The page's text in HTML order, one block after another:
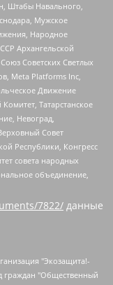
Штабы Навального,
Мужское
Народное
Архангельской
Советских Светлых
Meta Platforms Inc,
Движение
Татарстанское
Невоград,
Совет
Республики, Конгресс
совета народных
объединение,
7822/ данные
общественное движение "Маяк", Санкт-Петербургская ЛГБТ-инициативная группа "Выход", Инициативная группа ЛГБТ+ "Реверс", Алексеев Андрей Викторович, Бекбулатова Таисия Львовна, Беляев Иван Михайлович, Владыкина Елена Сергеевна, Гельман Марат Александрович, Никульшина Вероника Юрьевна, Толоконникова Надежда Андреевна, Шендерович Виктор Анатольевич, Общество с ограниченной ответственностью "Данное сообщение", Общество с ограниченной ответственностью Издательский дом "Новая глава", Айнбиндер Александра Александровна, Московский комьюнити-центр для ЛГБТ+инициатив, Благотворительный фонд развития филантропии, Deutsche Welle (Германия, Kurt-Schumacher-Strasse 3, 53113 Bonn), Борзунова Мария Михайловна, Воробьев Виктор Викторович, Голубева Анна Львовна, Константинова Алла Михайловна, Малкова Ирина Владимировна, Мурадов Мурад Абдулгалимович, Осетинская Елизавета Николаевна, Понасенков Евгений Николаевич, Ганапольский Матвей Юрьевич, Киселев Евгений Алексеевич, Борухович Ирина Григорьевна, Дремин Иван Тимофеевич, Дубровский Дмитрий Викторович, Красноярская региональная общественная организация поддержки и развития альтернативных образовательных технологий и межкультурных коммуникаций "ИНТЕРРА", Маяковская Екатерина Алексеевна, Фейгин Марк Захарович, Филимонов Андрей Викторович, Дзугкоева Регина Николаевна, Доброхотов Роман Александрович, Дудь Юрий Александрович, Елкин Сергей Владимирович, Кругликов Кирилл Игоревич, Сабунаева Мария Леонидовна, Семенов Алексей Владимирович, Шаинян Карен Багратович, Шульман Екатерина Михайловна, Асафьев Артур Валерьевич, Вахштайн Виктор Семенович, Венедиктов Алексей Алексеевич, Лушникова Екатерина Евгеньевна, Волков Леонид Михайлович, Невзоров Александр Глебович, Пархоменко Сергей Борисович, Сироткин Ярослав Николаевич, Кара-Мурза Владимир Владимирович, Баранова Наталья Владимировна, Гозман Леонид Яковлевич, Кагарлицкий Борис Юльевич, Климарев Михаил Валерьевич, Милов Владимир Станиславович, Автономная некоммерческая организация Краснодарский центр современного искусства "Типография", Моргенштерн Алишер Тагирович, Соболь Любовь Эдуардовна, Общество с ограниченной ответственностью "ЛИЗА НОРМ", Каспаров Гарри Кимович, Ходорковский Михаил Борисович, Общество с ограниченной ответственностью "Апрельские тезисы", Данилович Ирина Брониславовна, Кашин Олег Владимирович, Петров Николай Владимирович, Пивоваров Алексей Владимирович, Соколов Михаил Владимирович, Цветкова Юлия Владимировна, Чичваркин Евгений Александрович, Комитет против пыток/Команда против пыток, Общество с ограниченной ответственностью "Первый научный", Общество с ограниченной ответственностью "Вертолет и ко", Белоцерковская Вероника Борисовна, Кац Максим Евгеньевич, Лазарева Татьяна Юрьевна, Шаведдинов Руслан Табризович, Яшин Илья Валерьевич, Общество с ограниченной ответственностью "Иноагент ААВ", Алешковский Дмитрий Петрович, Альбац Евгения Марковна, Быков Дмитрий Львович, Галямина Юлия Евгеньевна, Лойко Сергей Леонидович, Мартынов Кирилл Константинович, Медведев Сергей Александрович, Крашенинников Федор Геннадиевич, Гордеева Катерина Вл